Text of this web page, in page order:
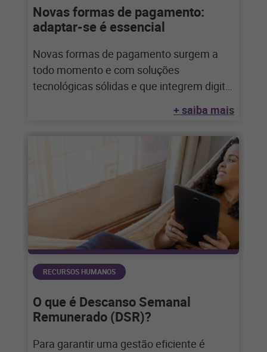
Novas formas de pagamento:
adaptar-se é essencial
Novas formas de pagamento surgem a
todo momento e com soluções
tecnológicas sólidas e que integrem digital
+ saiba mais
RECURSOS HUMANOS
O que é Descanso Semanal
Remunerado (DSR)?
Para garantir uma gestão eficiente é